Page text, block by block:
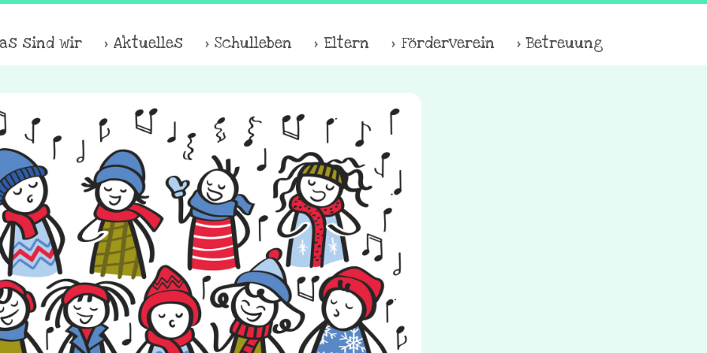
sind wir Aktuelles Schulleben Eltern Förderverein Betreuung